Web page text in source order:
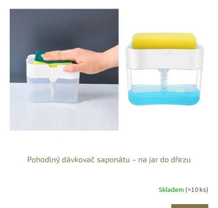
Pohodlný dávkovač saponátu – na jar do dřezu
Skladem (>10 ks)